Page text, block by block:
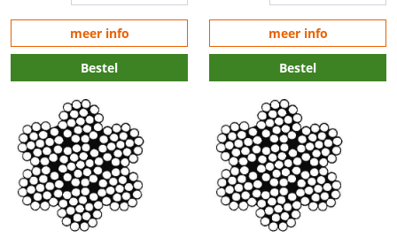
meer info
Bestel
meer info
Bestel